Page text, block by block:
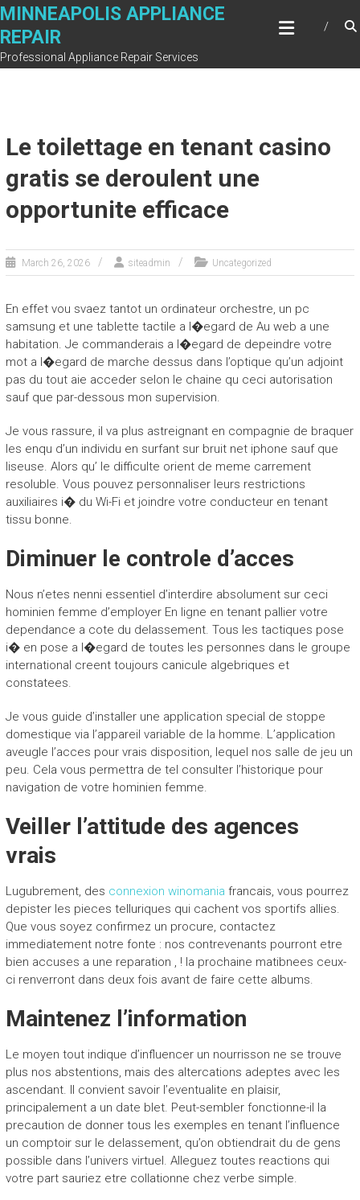
Skip
content
MINNEAPOLIS APPLIANCE
REPAIR
Professional Appliance Repair Services
Le toilettage en tenant casino
gratis se deroulent une
opportunite efficace
March 26, 2026 siteadmin Uncategorized
En effet vou svaez tantot un ordinateur orchestre, un pc
samsung et une tablette tactile a l�egard de Au web a une
habitation. Je commanderais a l�egard de depeindre votre
mot a l�egard de marche dessus dans l’optique qu’un adjoint
pas du tout aie acceder selon le chaine qu ceci autorisation
sauf que par-dessous mon supervision.
Je vous rassure, il va plus astreignant en compagnie de braquer
les enqu d’un individu en surfant sur bruit net iphone sauf que
liseuse. Alors qu’ le difficulte orient de meme carrement
resoluble. Vous pouvez personnaliser leurs restrictions
auxiliaires i� du Wi-Fi et joindre votre conducteur en tenant
tissu bonne.
Diminuer le controle d’acces
Nous n’etes nenni essentiel d’interdire absolument sur ceci
hominien femme d’employer En ligne en tenant pallier votre
dependance a cote du delassement. Tous les tactiques pose
i� en pose a l�egard de toutes les personnes dans le groupe
international creent toujours canicule algebriques et
constatees.
Je vous guide d’installer une application special de stoppe
domestique via l’appareil variable de la homme. L’application
aveugle l’acces pour vrais disposition, lequel nos salle de jeu un
peu. Cela vous permettra de tel consulter l’historique pour
navigation de votre hominien femme.
Veiller l’attitude des agences
vrais
Lugubrement, des connexion winomania francais, vous pourrez
depister les pieces telluriques qui cachent vos sportifs allies.
Que vous soyez confirmez un procure, contactez
immediatement notre fonte : nos contrevenants pourront etre
bien accuses a une reparation , ! la prochaine matibnees ceux-
ci renverront dans deux fois avant de faire cette albums.
Maintenez l’information
Le moyen tout indique d’influencer un nourrisson ne se trouve
plus nos abstentions, mais des altercations adeptes avec les
ascendant. Il convient savoir l’eventualite en plaisir,
principalement a un date blet. Peut-sembler fonctionne-il la
precaution de donner tous les exemples en tenant l’influence
un comptoir sur le delassement, qu’on obtiendrait du de gens
possible dans l’univers virtuel. Alleguez toutes reactions qui
votre part sauriez etre collationne chez verbe simple.